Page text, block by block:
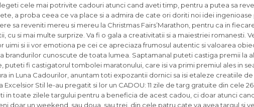
cele mai potrivite cadouri atunci cand aveti timp, pentru a putea sa
a proba ceea ce va place si a admira de cate ori doriti noi idei ingenioase
sa reveniti mereu si mereu la Christmas Fairs’Marathon, pentru ca in
cu si mai multe surprize. Va fi o gala a creativitatii si a maiestriei romanesti.
uimi si ii vor emotiona pe cei ce apreciaza frumosul autentic si valoarea
brandurilor cunoscute de toata lumea. Saptamanal puteti castiga premii la
puteti fi castigatorul tombolei maratonului, care isi va primi premiul ales in
in Luna Cadourilor, anuntam toti expozantii dornici sa isi etaleze creatiile de
Excelsior Stil le-au pregatit si lor un CADOU: 11 zile de targ gratuite din cele
in toate zilele targului pentru a beneficia de acest cadou, ci doar atunci
doar un weekend, sau doua, sau trei, din cele patru cate va avea targul si